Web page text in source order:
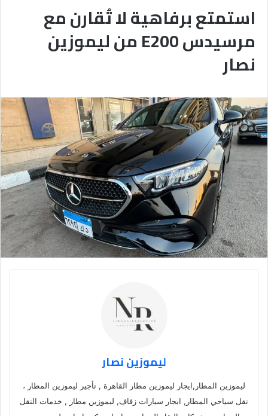
استمتع برفاهية لا تُقارن مع
مرسيدس E200 من ليموزين
نصار
ليموزين نصار
ليموزين المطار,ايجار ليموزين مطار القاهرة , تأجير ليموزين المطار ،
نقل سياحي المطار, ايجار سيارات زفاف, ليموزين مطار , خدمات النقل